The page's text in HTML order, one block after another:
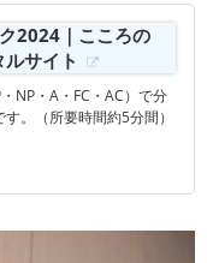
2024｜こころの
サイト
NP・A・FC・AC）で分
。（所要時間約5分間）